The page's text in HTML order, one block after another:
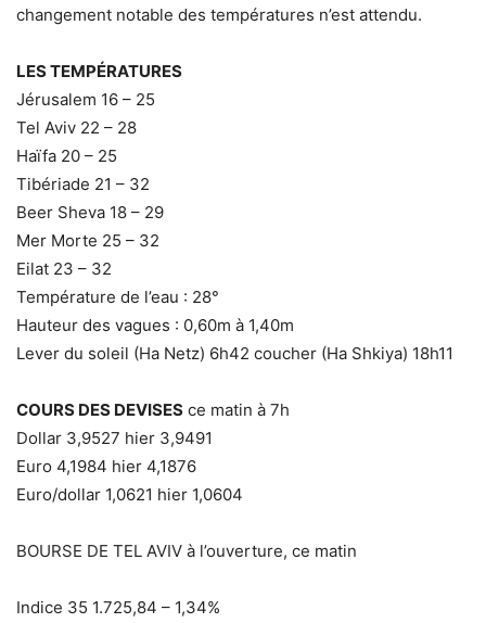
changement notable des températures n’est attendu.
LES TEMPÉRATURES
Jérusalem 16 – 25
Tel Aviv 22 – 28
Haïfa 20 – 25
Tibériade 21 – 32
Beer Sheva 18 – 29
Mer Morte 25 – 32
Eilat 23 – 32
Température de l’eau : 28°
Hauteur des vagues : 0,60m à 1,40m
Lever du soleil (Ha Netz) 6h42 coucher (Ha Shkiya) 18h11
COURS DES DEVISES ce matin à 7h
Dollar 3,9527 hier 3,9491
Euro 4,1984 hier 4,1876
Euro/dollar 1,0621 hier 1,0604
BOURSE DE TEL AVIV à l’ouverture, ce matin
Indice 35 1.725,84 – 1,34%